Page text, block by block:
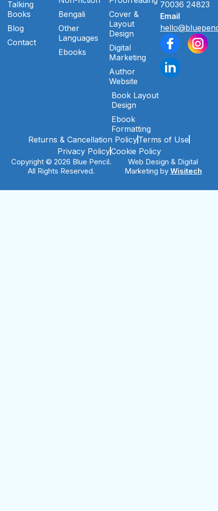
Talking
Books
Blog
Contact
Bengali
Other
Languages
Ebooks
Cover &
Layout
Design
Digital
Marketing
Author
Website
Book Layout
Design
Ebook
Formatting
70036 24823
Email
Returns & Cancellation PolicyTerms of Use
Privacy PolicyCookie Policy
Copyright © 2026 Blue Pencil.
All Rights Reserved.
Web Design & Digital
Marketing by Wisitech